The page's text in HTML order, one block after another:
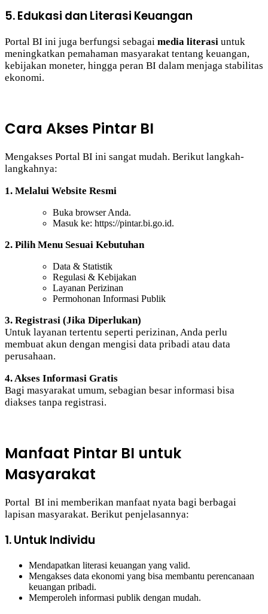
5. Edukasi dan Literasi Keuangan
Portal BI ini juga berfungsi sebagai media literasi untuk
meningkatkan pemahaman masyarakat tentang keuangan,
kebijakan moneter, hingga peran BI dalam menjaga stabilitas
ekonomi.
Cara Akses Pintar BI
Mengakses Portal BI ini sangat mudah. Berikut langkah-
langkahnya:
1. Melalui Website Resmi
Buka browser Anda.
Masuk ke: https://pintar.bi.go.id.
2. Pilih Menu Sesuai Kebutuhan
Data & Statistik
Regulasi & Kebijakan
Layanan Perizinan
Permohonan Informasi Publik
3. Registrasi (Jika Diperlukan)
Untuk layanan tertentu seperti perizinan, Anda perlu
membuat akun dengan mengisi data pribadi atau data
perusahaan.
4. Akses Informasi Gratis
Bagi masyarakat umum, sebagian besar informasi bisa
diakses tanpa registrasi.
Manfaat Pintar BI untuk
Masyarakat
Portal BI ini memberikan manfaat nyata bagi berbagai
lapisan masyarakat. Berikut penjelasannya:
1. Untuk Individu
Mendapatkan literasi keuangan yang valid.
Mengakses data ekonomi yang bisa membantu perencanaan
keuangan pribadi.
Memperoleh informasi publik dengan mudah.